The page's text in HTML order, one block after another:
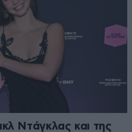
Ντάγκλας και της